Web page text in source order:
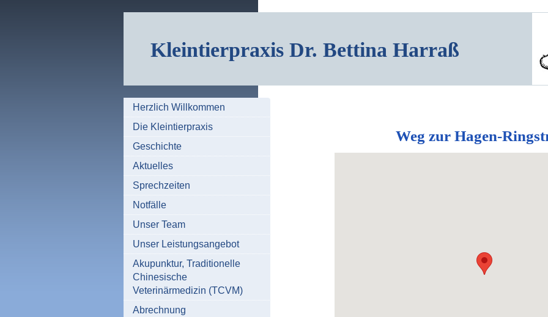
Kleintierpraxis Dr. Bettina Harraß
Weg zur Hagen-
Herzlich Willkommen
Die Kleintierpraxis
Geschichte
Aktuelles
Sprechzeiten
Notfälle
Unser Team
Unser Leistungsangebot
Akupunktur, Traditionelle
Chinesische
Veterinärmedizin (TCVM)
Abrechnung